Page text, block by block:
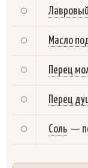
Масло
Перец
Перец
Соль —